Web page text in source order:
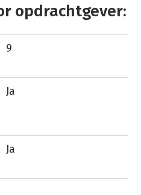
opdrachtgever:
9
Ja
Ja